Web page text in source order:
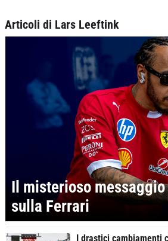
Articoli di Lars Leeftink
Il misterioso
sulla Ferrari
I drastici cambiamenti